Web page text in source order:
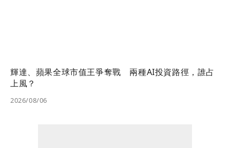
輝達、蘋果全球市值王爭奪戰 兩種AI投資路徑，誰占
上風？
2026/08/06